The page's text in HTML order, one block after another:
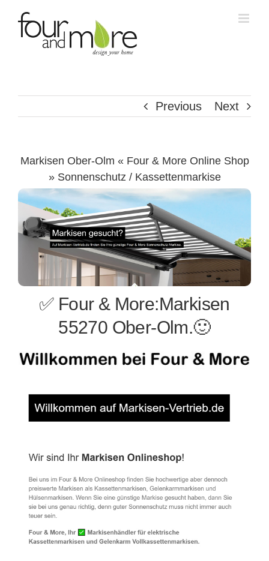
Previous Next
Markisen Ober-Olm « Four & More Online Shop
» Sonnenschutz / Kassettenmarkise
✅ Four & More:Markisen
55270 Ober-Olm.🙂